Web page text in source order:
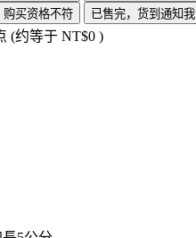
购买资格不符 已售完，货到通知我
(约等于 NT$0 )